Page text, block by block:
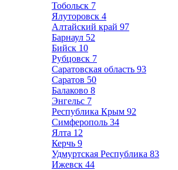
Тобольск 7
Ялуторовск 4
Алтайский край 97
Барнаул 52
Бийск 10
Рубцовск 7
Саратовская область 93
Саратов 50
Балаково 8
Энгельс 7
Республика Крым 92
Симферополь 34
Ялта 12
Керчь 9
Удмуртская Республика 83
Ижевск 44